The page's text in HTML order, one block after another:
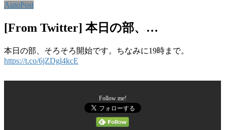
ッ
移
AutoPost
[From Twitter] 本日の部、…
本日の部、そろそろ開始です。ちなみに19時まで。
https://t.co/6jZDgl4kcE
Follow me!